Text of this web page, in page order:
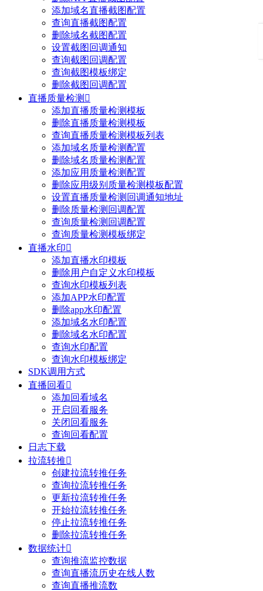
添加域名直播截图配置
查询直播截图配置
删除域名截图配置
设置截图回调通知
查询截图回调配置
查询截图模板绑定
删除截图回调配置
直播质量检测 
添加直播质量检测模板
删除直播质量检测模板
查询直播质量检测模板列表
添加域名质量检测配置
删除域名质量检测配置
添加应用质量检测配置
删除应用级别质量检测模板配置
设置直播质量检测回调通知地址
删除质量检测回调配置
查询质量检测回调配置
查询质量检测模板绑定
直播水印
添加直播水印模板
删除用户自定义水印模板
查询水印模板列表
添加APP水印配置
删除app水印配置
添加域名水印配置
删除域名水印配置
查询水印配置
查询水印模板绑定
SDK调用方式
直播回看
添加回看域名
开启回看服务
关闭回看服务
查询回看配置
日志下载
拉流转推
创建拉流转推任务
查询拉流转推任务
更新拉流转推任务
开始拉流转推任务
停止拉流转推任务
删除拉流转推任务
数据统计
查询推流监控数据
查询直播流历史在线人数
查询直播推流数